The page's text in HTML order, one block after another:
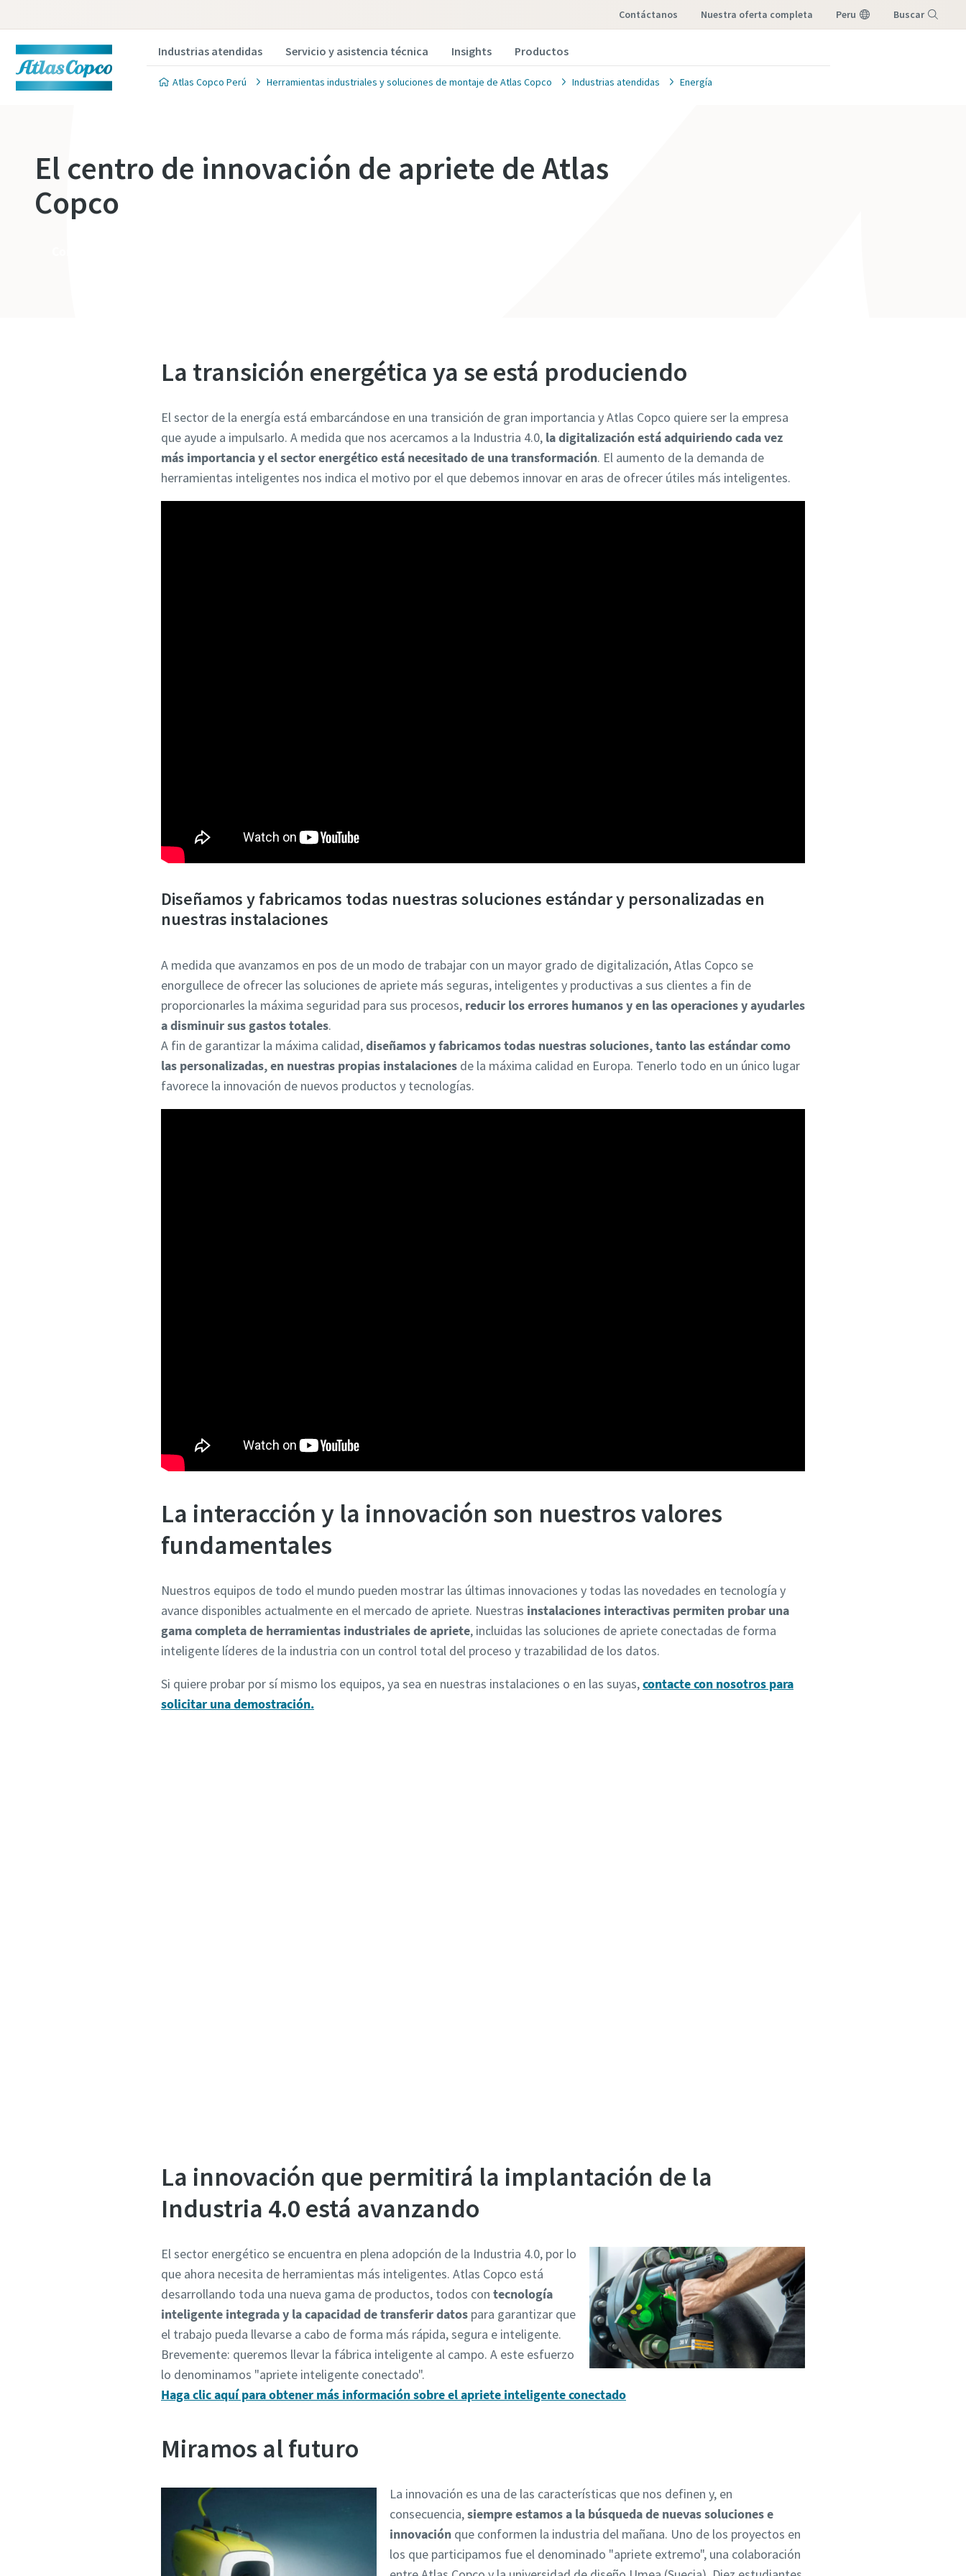
Contáctanos nuestra oferta completa Peru Buscar
Industrias atendidas Servicio y asistencia técnica Insights Productos
Atlas Copco Perú Herramientas industriales y soluciones de montaje de Atlas Copco Industrias atendidas Energía
El centro de innovación de apriete de Atlas
Copco
La transición energética ya se está produciendo
El sector de la energía está embarcándose en una transición de gran importancia y Atlas Copco quiere ser la empresa
que ayude a impulsarlo. A medida que nos acercamos a la Industria 4.0, la digitalización está adquiriendo cada vez
más importancia y el sector energético está necesitado de una transformación. El aumento de la demanda de
herramientas inteligentes nos indica el motivo por el que debemos innovar en aras de ofrecer útiles más inteligentes.
Diseñamos y fabricamos todas nuestras soluciones estándar y personalizadas en
nuestras instalaciones
A medida que avanzamos en pos de un modo de trabajar con un mayor grado de digitalización, Atlas Copco se
enorgullece de ofrecer las soluciones de apriete más seguras, inteligentes y productivas a sus clientes a fin de
proporcionarles la máxima seguridad para sus procesos, reducir los errores humanos y en las operaciones y ayudarles
a disminuir sus gastos totales.
A fin de garantizar la máxima calidad,diseñamos y fabricamos todas nuestras soluciones, tanto las estándar como
las personalizadas, en nuestras propias instalaciones de la máxima calidad en Europa. Tenerlo todo en un único lugar
favorece la innovación de nuevos productos y tecnologías.
La interacción y la innovación son nuestros valores
fundamentales
Nuestros equipos de todo el mundo pueden mostrar las últimas innovaciones y todas las novedades en tecnología y
avance disponibles actualmente en el mercado de apriete. Nuestras instalaciones interactivas permiten probar una
gama completa de herramientas industriales de apriete, incluidas las soluciones de apriete conectadas de forma
inteligente líderes de la industria con un control total del proceso y trazabilidad de los datos.
Si quiere probar por sí mismo los equipos, ya sea en nuestras instalaciones o en las suyas,contacte con nosotros para
solicitar una demostración.
La innovación que permitirá la implantación de la
Industria 4.0 está avanzando
El sector energético se encuentra en plena adopción de la Industria 4.0, por lo
que ahora necesita de herramientas más inteligentes. Atlas Copco está
desarrollando toda una nueva gama de productos, todos con tecnología
inteligente integrada y la capacidad de transferir datos para garantizar que
el trabajo pueda llevarse a cabo de forma más rápida, segura e inteligente.
Brevemente: queremos llevar la fábrica inteligente al campo. A este esfuerzo
lo denominamos "apriete inteligente conectado".
Haga clic aquí para obtener más información sobre el apriete inteligente conectado
Miramos al futuro
La innovación es una de las características que nos definen y, en
consecuencia,siempre estamos a la búsqueda de nuevas soluciones e
innovación que conformen la industria del mañana. Uno de los proyectos en
los que participamos fue el denominado "apriete extremo", una colaboración